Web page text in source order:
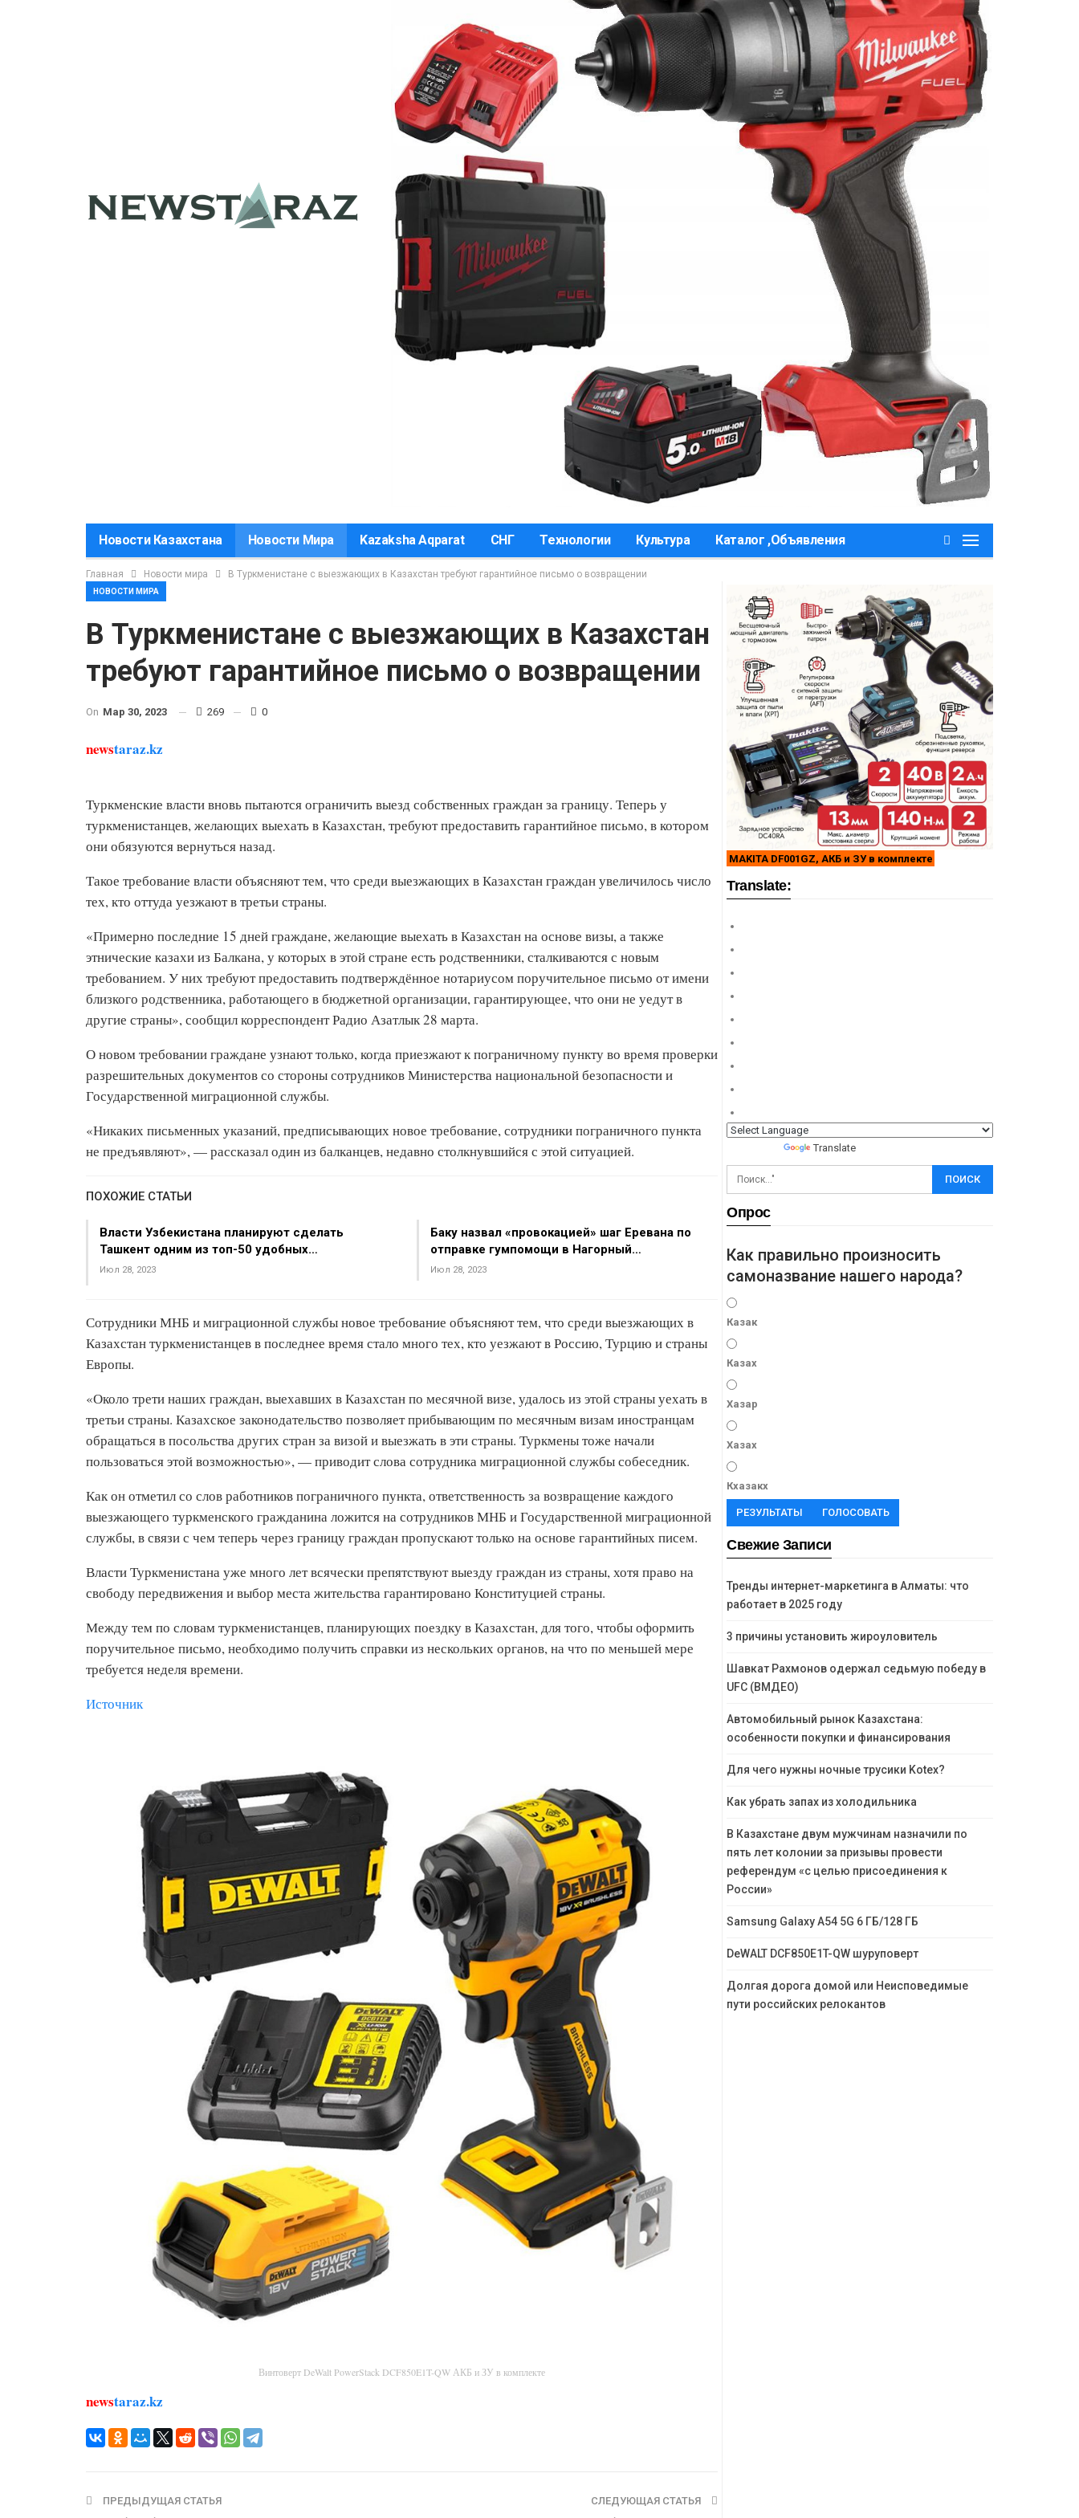
Новости Казахстана Новости Мира Kazaksha Aqparat СНГ Технологии Культура Каталог ,Объявления
Главная Новости мира В Туркменистане с выезжающих в Казахстан требуют гарантийное письмо о возвращении
НОВОСТИ МИРА
В Туркменистане с выезжающих в Казахстан
требуют гарантийное письмо о возвращении
On Мар 30, 2023 269 0
newstaraz.kz
Туркменские власти вновь пытаются ограничить выезд собственных граждан за границу. Теперь у
туркменистанцев, желающих выехать в Казахстан, требуют предоставить гарантийное письмо, в котором
они обязуются вернуться назад.
Такое требование власти объясняют тем, что среди выезжающих в Казахстан граждан увеличилось число
тех, кто оттуда уезжают в третьи страны.
«Примерно последние 15 дней граждане, желающие выехать в Казахстан на основе визы, а также
этнические казахи из Балкана, у которых в этой стране есть родственники, сталкиваются с новым
требованием. У них требуют предоставить подтверждённое нотариусом поручительное письмо от имени
близкого родственника, работающего в бюджетной организации, гарантирующее, что они не уедут в
другие страны», сообщил корреспондент Радио Азатлык 28 марта.
О новом требовании граждане узнают только, когда приезжают к пограничному пункту во время проверки
разрешительных документов со стороны сотрудников Министерства национальной безопасности и
Государственной миграционной службы.
«Никаких письменных указаний, предписывающих новое требование, сотрудники пограничного пункта
не предъявляют», — рассказал один из балканцев, недавно столкнувшийся с этой ситуацией.
ПОХОЖИЕ СТАТЬИ
Власти Узбекистана планируют сделать
Ташкент одним из топ-50 удобных…
Июл 28, 2023
Баку назвал «провокацией» шаг Еревана по
отправке гумпомощи в Нагорный…
Июл 28, 2023
Сотрудники МНБ и миграционной службы новое требование объясняют тем, что среди выезжающих в
Казахстан туркменистанцев в последнее время стало много тех, кто уезжают в Россию, Турцию и страны
Европы.
«Около трети наших граждан, выехавших в Казахстан по месячной визе, удалось из этой страны уехать в
третьи страны. Казахское законодательство позволяет прибывающим по месячным визам иностранцам
обращаться в посольства других стран за визой и выезжать в эти страны. Туркмены тоже начали
пользоваться этой возможностью», — приводит слова сотрудника миграционной службы собеседник.
Как он отметил со слов работников пограничного пункта, ответственность за возвращение каждого
выезжающего туркменского гражданина ложится на сотрудников МНБ и Государственной миграционной
службы, в связи с чем теперь через границу граждан пропускают только на основе гарантийных писем.
Власти Туркменистана уже много лет всячески препятствуют выезду граждан из страны, хотя право на
свободу передвижения и выбор места жительства гарантировано Конституцией страны.
Между тем по словам туркменистанцев, планирующих поездку в Казахстан, для того, чтобы оформить
поручительное письмо, необходимо получить справки из нескольких органов, на что по меньшей мере
требуется неделя времени.
Источник
Винтоверт DeWalt PowerStack DCF850E1T-QW АКБ и ЗУ в комплекте
newstaraz.kz
ПРЕДЫДУЩАЯ СТАТЬЯ СЛЕДУЮЩАЯ СТАТЬЯ
MAKITA DF001GZ, АКБ и ЗУ в комплекте
Translate:
Translate
Опрос
Как правильно произносить
самоназвание нашего народа?
Казак
Казах
Хазар
Хазах
Кхазакх
РЕЗУЛЬТАТЫ ГОЛОСОВАТЬ
Свежие Записи
Тренды интернет-маркетинга в Алматы: что
работает в 2025 году
3 причины установить жироуловитель
Шавкат Рахмонов одержал седьмую победу в
UFC (ВМДЕО)
Автомобильный рынок Казахстана:
особенности покупки и финансирования
Для чего нужны ночные трусики Kotex?
Как убрать запах из холодильника
В Казахстане двум мужчинам назначили по
пять лет колонии за призывы провести
референдум «с целью присоединения к
России»
Samsung Galaxy A54 5G 6 ГБ/128 ГБ
DeWALT DCF850E1T-QW шуруповерт
Долгая дорога домой или Неисповедимые
пути российских релокантов